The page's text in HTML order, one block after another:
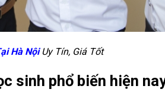
Hà NộiUy Tín, Giá Tốt
sinh phổ biến hiện